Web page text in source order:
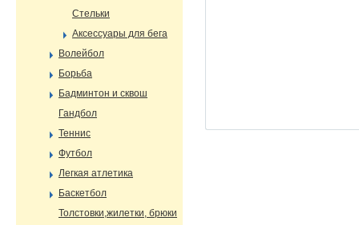
Стельки
Аксессуары для бега
Волейбол
Борьба
Бадминтон и сквош
Гандбол
Теннис
Футбол
Легкая атлетика
Баскетбол
Толстовки,жилетки, брюки